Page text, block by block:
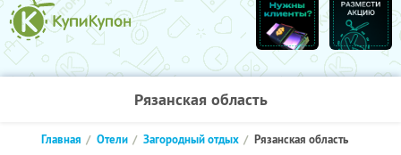
Рязанская область
Главная Отели Загородный отдых Рязанская область